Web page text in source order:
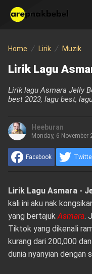
Home Lirik Muzik
Lirik Lagu
Lirik lagu Asmara Jelly
best 2023, lagu best,
Heeburan
Monday, 6 November
Facebook
Lirik Lagu Asmara -
kali ini aku nak
yang bertajukAsmara.
Tiktok yang dikenali
kurang dari 200,000
dunia nyanyian dengan